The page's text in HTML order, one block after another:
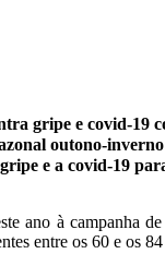
gripe e covid-19
outono-
e a covid-19
ano à campanha
entre os 60 e os